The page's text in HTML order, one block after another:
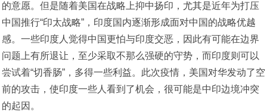
的意愿。但是随着美国在战略上抑中扬印，尤其是近年为打压
中国推行“印太战略”，印度国内逐渐形成面对中国的战略优越
感。一些印度人觉得中国更怕与印度交恶，因此有可能在边界
问题上有所退让，至少采取不那么强硬的守势，而印度则可以
尝试着“切香肠”，多得一些利益。此次疫情，美国对华发动了空
前的攻击，使印度一些人看到了机会，很可能是中印边境冲突
的起因。